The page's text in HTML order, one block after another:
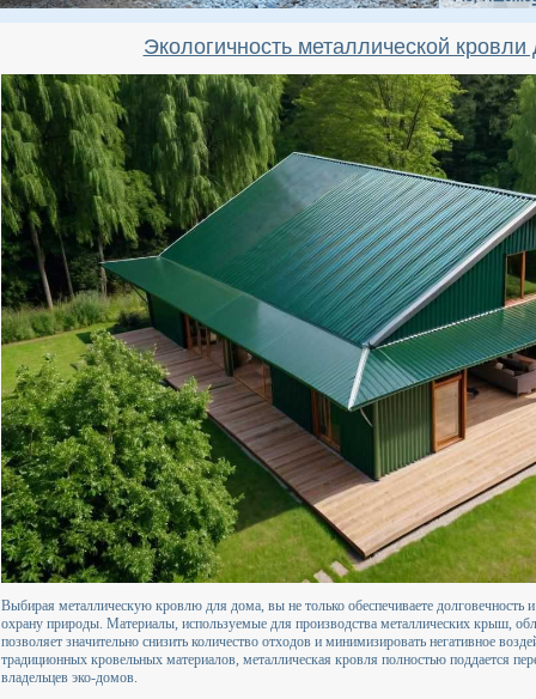
Экологичность металлической
Выбирая металлическую кровлю для дома, вы не только обеспечиваете долговечность
охрану природы. Материалы, используемые для производства металлических крыш,
позволяет значительно снизить количество отходов и минимизировать негативное
традиционных кровельных материалов, металлическая кровля полностью поддается
владельцев эко-домов.